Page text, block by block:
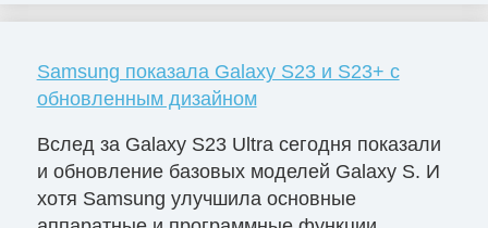
Samsung показала Galaxy S23 и S23+ с
обновленным дизайном
Вслед за Galaxy S23 Ultra сегодня показали
и обновление базовых моделей Galaxy S. И
хотя Samsung улучшила основные